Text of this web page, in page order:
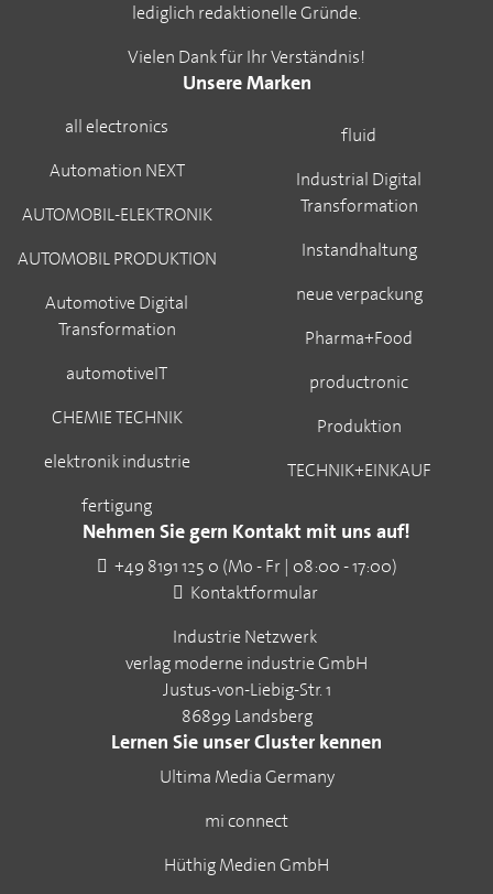
lediglich redaktionelle Gründe.
Vielen Dank für Ihr Verständnis!
Unsere Marken
all electronics
Automation NEXT
AUTOMOBIL-ELEKTRONIK
AUTOMOBIL PRODUKTION
Automotive Digital
Transformation
automotiveIT
CHEMIE TECHNIK
elektronik industrie
fertigung
fluid
Industrial Digital
Transformation
Instandhaltung
neue verpackung
Pharma+Food
productronic
Produktion
TECHNIK+EINKAUF
Nehmen Sie gern Kontakt mit uns auf!
+49 8191 125 0 (Mo - Fr | 08:00 - 17:00)
Kontaktformular
Industrie Netzwerk
verlag moderne industrie GmbH
Justus-von-Liebig-Str. 1
86899 Landsberg
Lernen Sie unser Cluster kennen
Ultima Media Germany
mi connect
Hüthig Medien GmbH